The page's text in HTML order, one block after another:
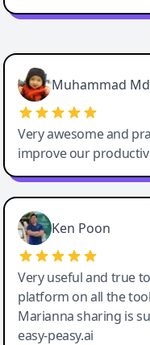
Easy-Peasy AI
Muhammad
Very awesome and
improve our
Ken Poon
Very useful and true to
platform on all the
Marianna sharing is
easy-peasy.ai